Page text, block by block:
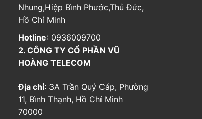
Nhung,Hiệp Bình Phước,Thủ Đức,
Hồ Chí Minh
Hotline: 0936009700
2. CÔNG TY CỔ PHẦN VŨ
HOÀNG TELECOM
Địa chỉ: 3A Trần Quý Cáp, Phường
11, Bình Thạnh, Hồ Chí Minh
70000